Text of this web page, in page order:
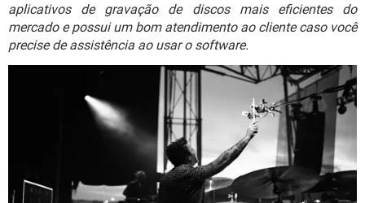
aplicativos de gravação de discos mais eficientes do
mercado e possui um bom atendimento ao cliente caso você
precise de assistência ao usar o software.